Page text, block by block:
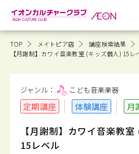
TOP メイトピア店
講座検索結果
【月謝制】カワイ音楽教室 (キッズ個人) 15レ
ジャンル： こども音楽楽器
定期講座 体験講座 月
【月謝制】カワイ音楽教
15レベル